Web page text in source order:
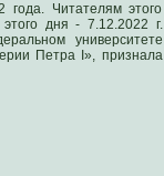
Читателям этого
дня - 7.12.2022 г.
университете
Петра I», признала